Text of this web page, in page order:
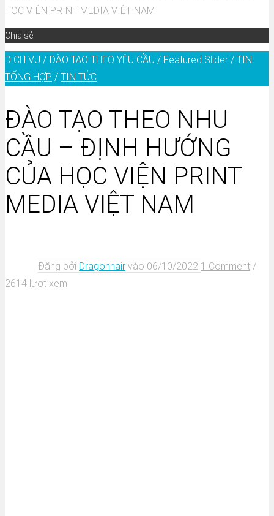
HỌC VIỆN PRINT MEDIA VIỆT NAM
Chia sẻ
DỊCH VỤ / ĐÀO TẠO THEO YÊU CẦU / Featured Slider / TIN
TỔNG HỢP / TIN TỨC
ĐÀO TẠO THEO NHU
CẦU – ĐỊNH HƯỚNG
CỦA HỌC VIỆN PRINT
MEDIA VIỆT NAM
Đăng bởi Dragonhair vào 06/10/2022 1 Comment /
2614 lượt xem